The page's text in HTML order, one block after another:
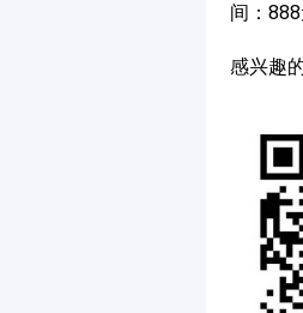
间：
感兴趣